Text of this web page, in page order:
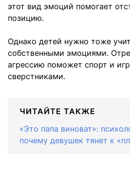
этот вид эмоций помогает
позицию.
Однако детей нужно тоже
собственными эмоциями.
агрессию поможет спорт и
сверстниками.
ЧИТАЙТЕ ТАКЖЕ
«Это папа виноват»:
почему девушек тянет к